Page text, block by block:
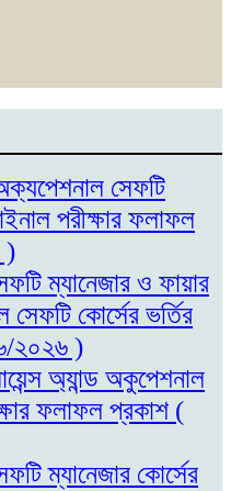
সেফটি
পরীক্ষার ফলাফল
)
ম্যানেজার ও ফায়ার
সেফটি কোর্সের ভর্তির
২০২৬ )
অ্যান্ড অকুপেশনাল
ফলাফল প্রকাশ (
ম্যানেজার কোর্সের